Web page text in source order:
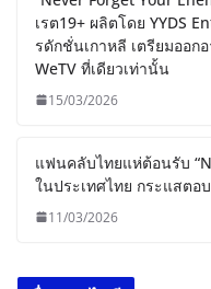
เรต19+ ผลิตโดย YYDS
รดักชั่นเกาหลี เตรียมออ
WeTV ที่เดียวเท่านั้น
15/03/2026
แฟนคลับไทยแห่ต้อนรับ
ในประเทศไทย กระแสตอ
11/03/2026